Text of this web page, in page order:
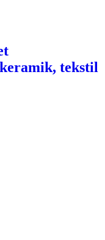
tekstil